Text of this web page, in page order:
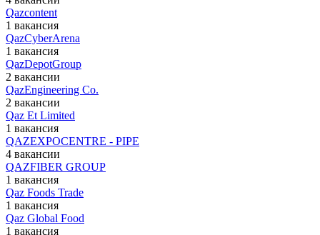
Qazcontent
1 вакансия
QazCyberArena
1 вакансия
QazDepotGroup
2 вакансии
QazEngineering Co.
2 вакансии
Qaz Et Limited
1 вакансия
QAZEXPOCENTRE - PIPE
4 вакансии
QAZFIBER GROUP
1 вакансия
Qaz Foods Trade
1 вакансия
Qaz Global Food
1 вакансия